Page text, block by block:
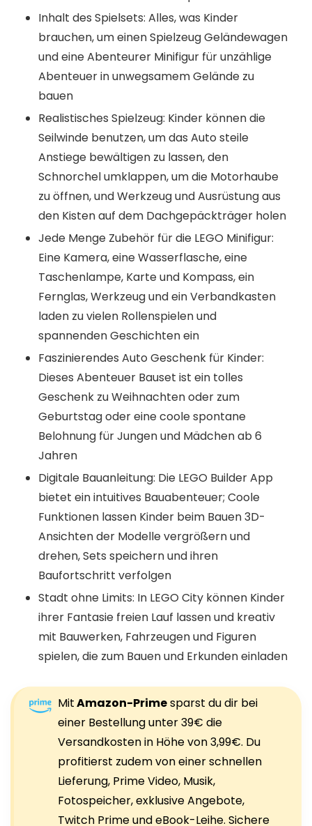
Inhalt des Spielsets: Alles, was Kinder
brauchen, um einen Spielzeug Geländewagen
und eine Abenteurer Minifigur für unzählige
Abenteuer in unwegsamem Gelände zu
bauen
Realistisches Spielzeug: Kinder können die
Seilwinde benutzen, um das Auto steile
Anstiege bewältigen zu lassen, den
Schnorchel umklappen, um die Motorhaube
zu öffnen, und Werkzeug und Ausrüstung aus
den Kisten auf dem Dachgepäckträger holen
Jede Menge Zubehör für die LEGO Minifigur:
Eine Kamera, eine Wasserflasche, eine
Taschenlampe, Karte und Kompass, ein
Fernglas, Werkzeug und ein Verbandkasten
laden zu vielen Rollenspielen und
spannenden Geschichten ein
Faszinierendes Auto Geschenk für Kinder:
Dieses Abenteuer Bauset ist ein tolles
Geschenk zu Weihnachten oder zum
Geburtstag oder eine coole spontane
Belohnung für Jungen und Mädchen ab 6
Jahren
Digitale Bauanleitung: Die LEGO Builder App
bietet ein intuitives Bauabenteuer; Coole
Funktionen lassen Kinder beim Bauen 3D-
Ansichten der Modelle vergrößern und
drehen, Sets speichern und ihren
Baufortschritt verfolgen
Stadt ohne Limits: In LEGO City können Kinder
ihrer Fantasie freien Lauf lassen und kreativ
mit Bauwerken, Fahrzeugen und Figuren
spielen, die zum Bauen und Erkunden einladen
MitAmazon-Primesparst du dir bei
einer Bestellung unter 39€ die
Versandkosten in Höhe von 3,99€. Du
profitierst zudem von einer schnellen
Lieferung, Prime Video, Musik,
Fotospeicher, exklusive Angebote,
Twitch Prime und eBook-Leihe. Sichere